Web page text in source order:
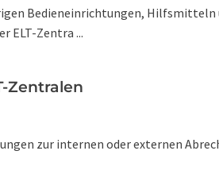
Bedieneinrichtungen,
ELT-Zentra ...
Zentralen
zur internen oder externen